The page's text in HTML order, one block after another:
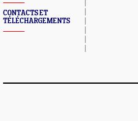
CONTACTS ET
TÉLÉCHARGEMENTS